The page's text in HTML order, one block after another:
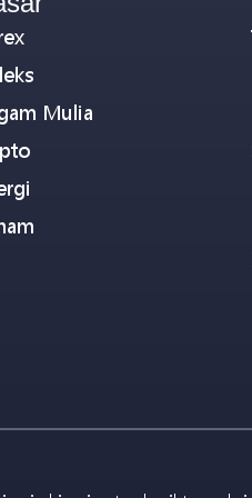
Mulia